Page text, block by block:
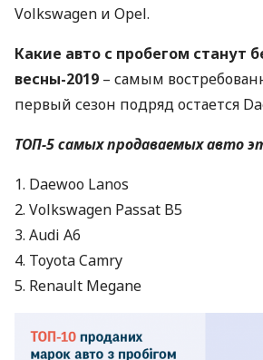
Volkswagen и Opel.
Какие авто с пробегом станут
весны-2019 – самым
первый сезон подряд остается
ТОП-5 самых продаваемых авто
1. Daewoo Lanos
2. Volkswagen Passat B5
3. Audi A6
4. Toyota Camry
5. Renault Megane